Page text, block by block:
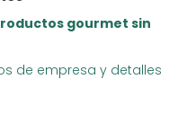
gourmet sin
de empresa y detalles